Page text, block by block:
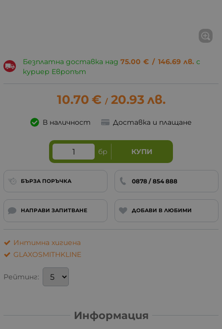
Безплатна доставка над 75.00 € / 146.69 лв. с
куриер Европът
10.70 € / 20.93 лв.
В наличност Доставка и плащане
бр КУПИ
БЪРЗА ПОРЪЧКА 0878 / 854 888
НАПРАВИ ЗАПИТВАНЕ ДОБАВИ В ЛЮБИМИ
Интимна хигиена
GLAXOSMITHKLINE
Рейтинг:
Информация